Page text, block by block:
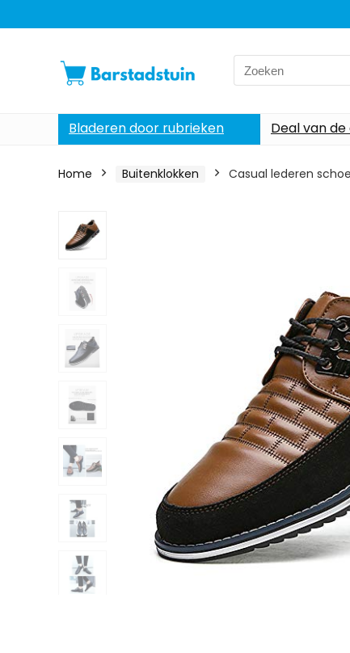
Search
for:
Bladeren door rubrieken Deal van de
Home Buitenklokken Casual lederen